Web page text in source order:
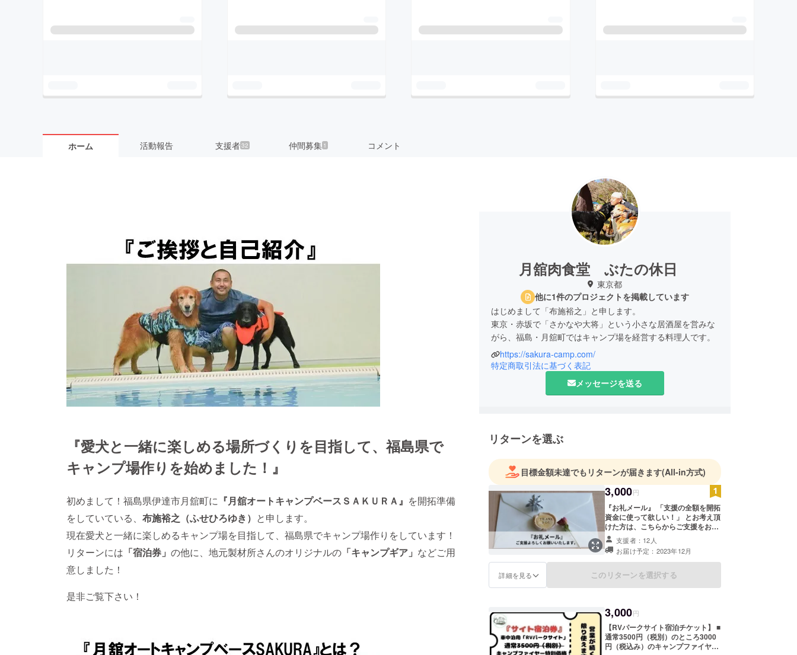
ホーム 活動報告 支援者32 仲間募集 1 コメント
『愛犬と一緒に楽しめる場所づくりを目指して、福島県で
キャンプ場作りを始めました！』
初めまして！福島県伊達市月舘町に 『月舘オートキャンプベースＳＡＫＵＲＡ』 を開拓準備
をしていている、 布施裕之（ふせひろゆき） と申します。
現在愛犬と一緒に楽しめるキャンプ場を目指して、福島県でキャンプ場作りをしています！
リターンには 「宿泊券」 の他に、地元製材所さんのオリジナルの 「キャンプギア」 などご用
意しました！
是非ご覧下さい！
月舘肉食堂 ぶたの休日
東京都
他に1件のプロジェクトを掲載しています
はじめまして「布施裕之」と申します。
東京・赤坂で「さかなや大将」という小さな居酒屋を営みな
がら、福島・月舘町ではキャンプ場を経営する料理人です。
和食・洋食ともに経験を積み、料理の道を歩んで20年以上が
飲食店などがほとんどなく、人口も減少する一方の過疎地域
です。
そんな月舘町で昨年キャンプ場をオープンさせ、近隣はもち
ろん県外のお客様が集まる場所になり、段々と活気が出てき
ました。
その敷地内で、今回は昼も夜も肉料理で人の心と身体を元気
にできる食堂「ぶたの休日」をスタートさせることにしまし
この食堂では、地元住民の方達に訪れていただきたいと考え
ています。
昼にはお肉をガッツリと食べて、午後の仕事も元気いっぱい
https://sakura-camp.com/
特定商取引法に基づく表記
メッセージを送る
リターンを選ぶ
目標金額未達でもリターンが届きます(All-in方式)
3,000円
『お礼メール』 「支援の全額を開拓
資金に使って欲しい！」 とお考え頂
けた方は、こちらからご支援をお願
い致します。 正直なところ一番うれ
しいご支援です。 お礼のメールを1
通ずつ心を込めてお送りさせていた
だきます。 ＊お1人様何口でもご支
援が可能です。
支援者：12人
お届け予定：2023年12月
詳細を見る このリターンを選択する
3,000円
【RVパークサイト宿泊チケット】 ■
通常3500円（税別）のところ3000
円（税込み）のキャンプファイヤー